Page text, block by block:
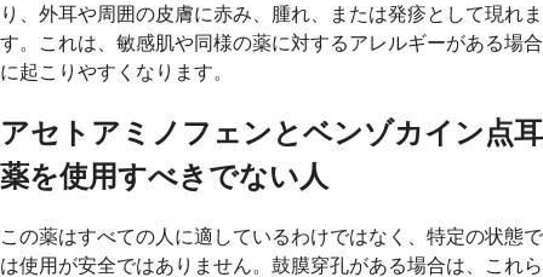
り、外耳や周囲の皮膚に赤み、腫れ、または発疹として現れま
す。これは、敏感肌や同様の薬に対するアレルギーがある場合
に起こりやすくなります。
アセトアミノフェンとベンゾカイン点耳
薬を使用すべきでない人
この薬はすべての人に適しているわけではなく、特定の状態で
は使用が安全ではありません。鼓膜穿孔がある場合は、これら